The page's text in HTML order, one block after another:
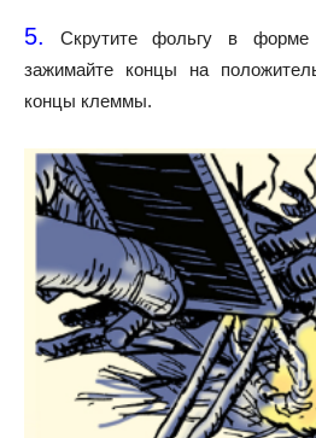
5.
Скрутите фольгу в форме
зажимайте концы на
концы клеммы.